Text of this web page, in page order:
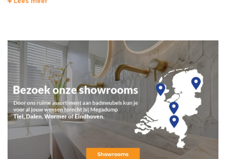
zorgt voor een breed assortiment aan badmeubels variërend van:
Onze Badmeubelsets zullen u
zeker aanspreken
Op de overige pagina’s van deze site kunt u een indruk krijgen van
de badmeubels die door ons verkocht worden. Daarbij kunt u
vaststellen dat de badmeubels die op deze site getoond worden,
van een zeer goede kwaliteit zijn. Voor badmeubels met een
klassieke of juist moderne uitstraling, kunt u terecht bij Megadump in
Tiel. Indien het transport van een badmeubel een probleem is voor
u, kunnen wij het door u aangeschafte product overal in Nederland